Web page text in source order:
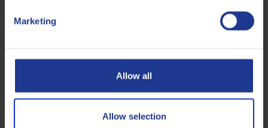
Marketing
Allow all
Allow selection
Q8 Formula V Blue 0W-20
Synthetische VW 508.00/509.00- en Porsche C20-